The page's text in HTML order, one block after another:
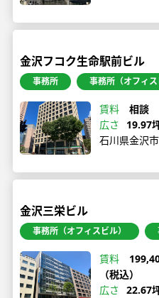
金沢フコク生命駅前ビル
事務所 事務所（オフィス
賃料
相談
広さ
19.97
石川県金沢
金沢三栄ビル
事務所（オフィスビル）
賃料
（税込）
広さ
22.67